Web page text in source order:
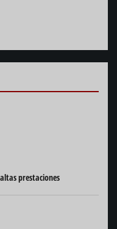
prestaciones